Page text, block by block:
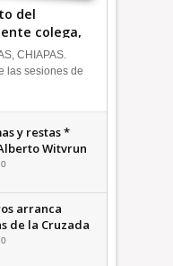
del
colega,
Aguilar *
CHIAPAS.
las sesiones de
y restas *
Witvrun
0
arranca
de la Cruzada
+Video |
0